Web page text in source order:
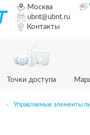
Москва
ubnt@ubnt.ru
Контакты
Точки доступа
Управляемые элементы